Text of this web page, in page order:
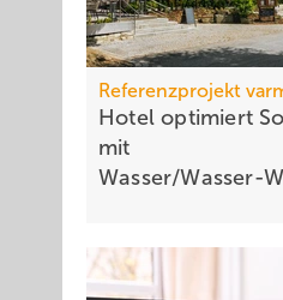
Referenzprojekt
Hotel optimiert
mit
Wasser/Wasser-